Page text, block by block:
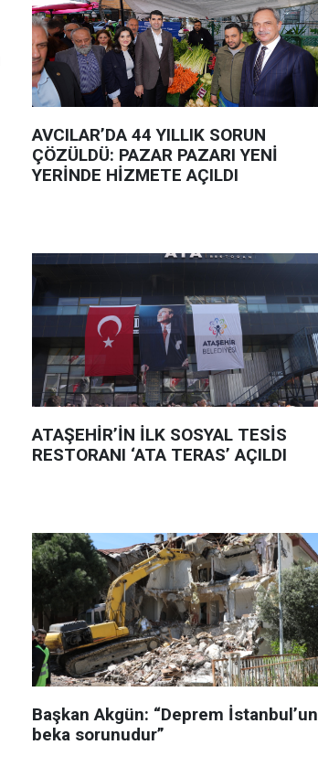
AVCILAR’DA 44 YILLIK SORUN
ÇÖZÜLDÜ: PAZAR PAZARI YENİ
YERİNDE HİZMETE AÇILDI
ATAŞEHİR’İN İLK SOSYAL TESİS
RESTORANI ‘ATA TERAS’ AÇILDI
Başkan Akgün: “Deprem İstanbul’un
beka sorunudur”